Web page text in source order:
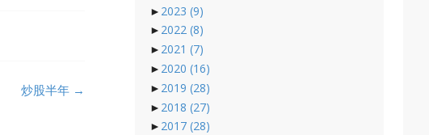
炒股半年 →
► 2023 (9)
► 2022 (8)
► 2021 (7)
► 2020 (16)
► 2019 (28)
► 2018 (27)
► 2017 (28)